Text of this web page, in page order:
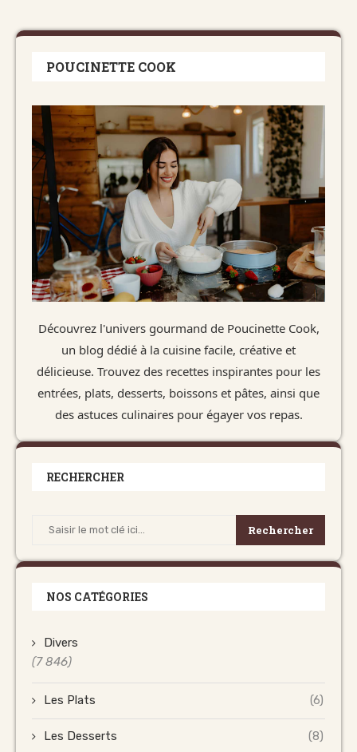
POUCINETTE COOK
Découvrez l'univers gourmand de Poucinette Cook,
un blog dédié à la cuisine facile, créative et
délicieuse. Trouvez des recettes inspirantes pour les
entrées, plats, desserts, boissons et pâtes, ainsi que
des astuces culinaires pour égayer vos repas.
RECHERCHER
Rechercher
NOS CATÉGORIES
Divers
(7 846)
Les Plats (6)
Les Desserts (8)